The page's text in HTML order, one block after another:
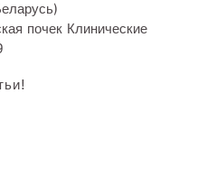
почек Клинические